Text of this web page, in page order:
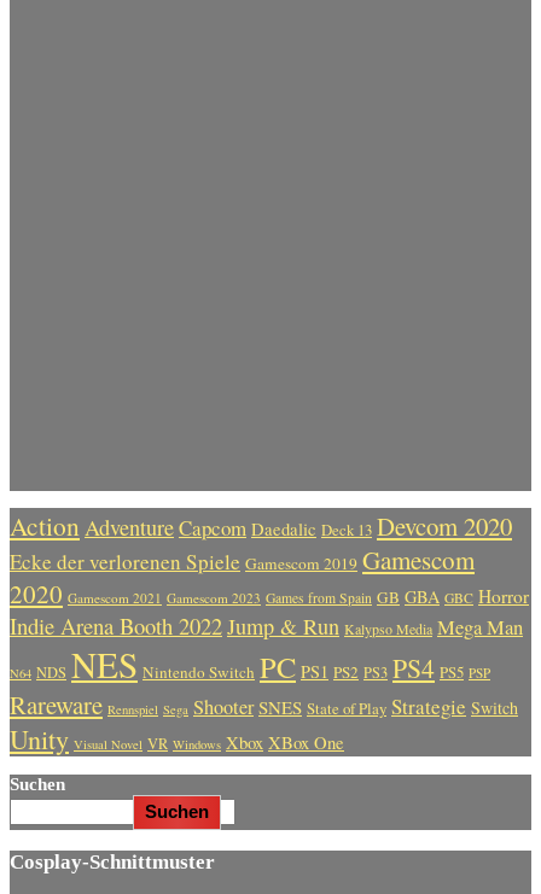
Action AdventureCapcom Daedalic Deck 13 Devcom 2020
Ecke der verlorenen Spiele Gamescom 2019 Gamescom
2020 Gamescom 2021 Gamescom 2023 Games from Spain GB GBA GBC Horror
Indie Arena Booth 2022Jump & Run Kalypso Media Mega Man
N64 NDS NES Nintendo Switch PC PS1 PS2 PS3 PS4 PS5 PSP
Rareware Rennspiel Sega Shooter SNES State of Play Strategie Switch
Unity Visual Novel VR Windows Xbox XBox One
Suchen
Suchen
Cosplay-Schnittmuster